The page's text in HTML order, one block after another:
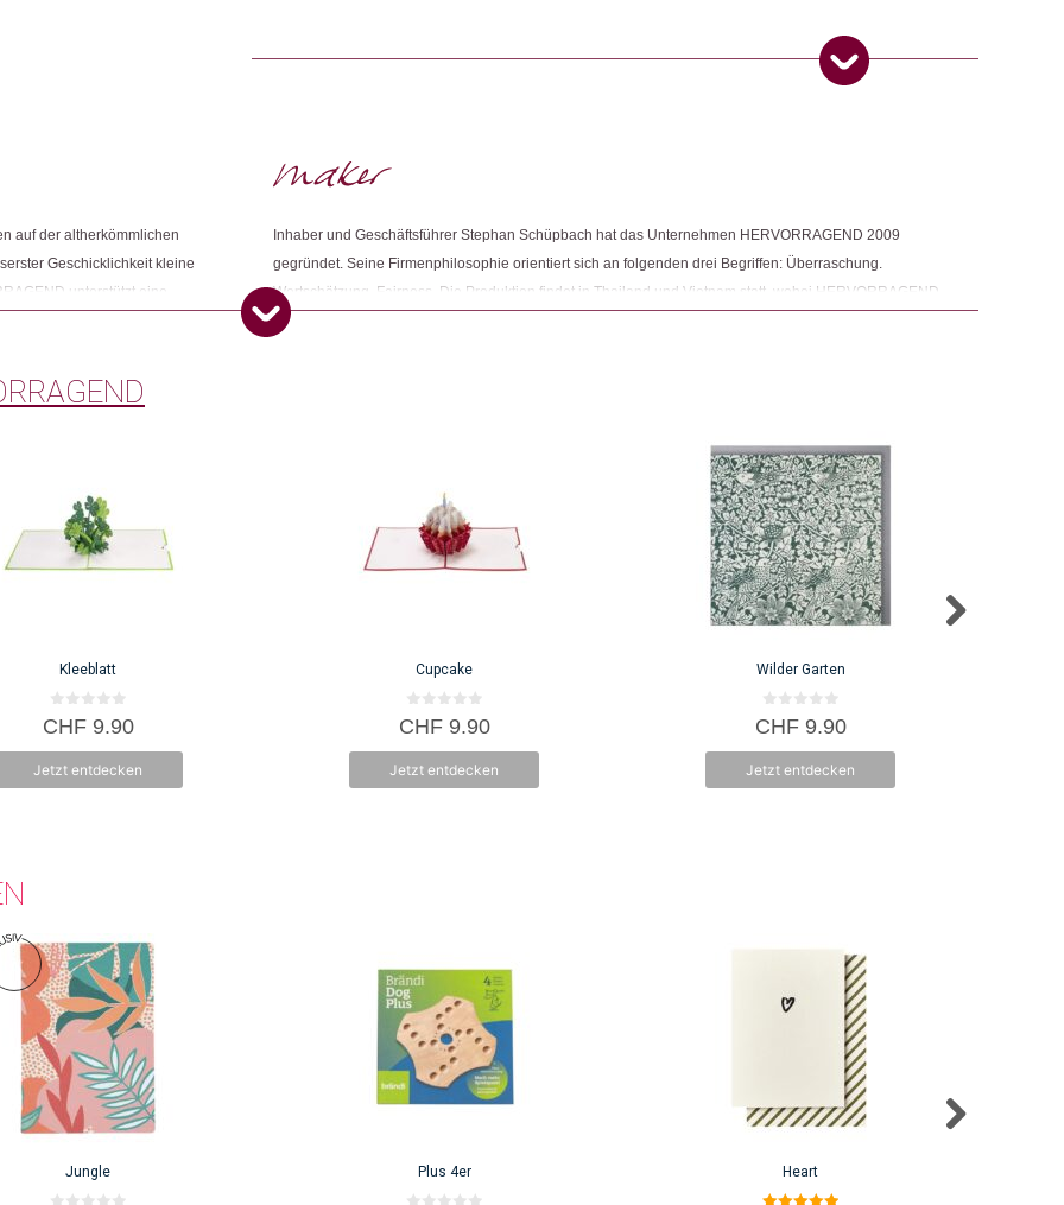
auf der altherkömmlichen
Geschicklichkeit kleine
unterstützt eine
auch Menschen mit
Inhaber und Geschäftsführer Stephan Schüpbach hat das Unternehmen HERVORRAGEND 2009
gegründet. Seine Firmenphilosophie orientiert sich an folgenden drei Begriffen: Überraschung.
Wertschätzung. Fairness. Die Produktion findet in Thailand und Vietnam statt, wobei HERVORRAGEND
soziale Verantwortung wahrnimmt und eine persönliche Beziehung zu den Arbeitenden pflegt. Auch
Kleeblatt
0
v
5
CHF9.90
Jetzt entdecken
Cupcake
0
v
5
CHF9.90
Jetzt entdecken
Wilder Garten
0
v
5
CHF9.90
Jetzt entdecken
Jungle Plus 4er Heart